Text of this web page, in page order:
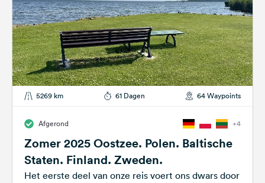
5269 km 61 Dagen 64 Waypoints
Afgerond +4
Zomer 2025 Oostzee. Polen. Baltische
Staten. Finland. Zweden.
Het eerste deel van onze reis voert ons dwars door